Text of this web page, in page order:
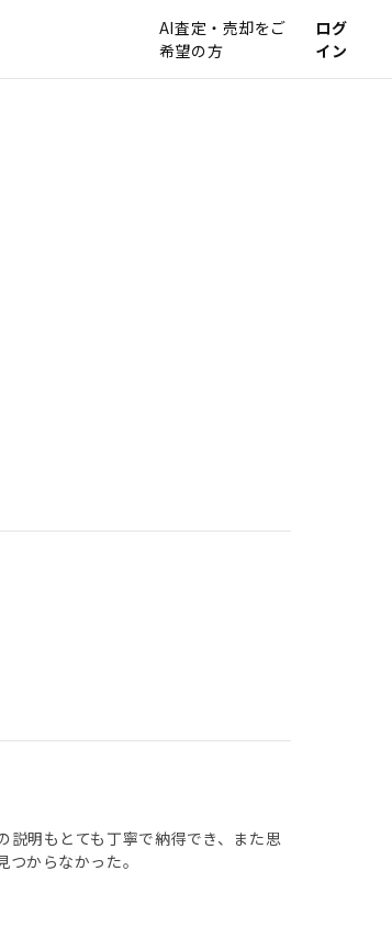
AI査定・売却をご
希望の方
ログ
イン
説明もとても丁寧で納得でき、また思
からなかった。